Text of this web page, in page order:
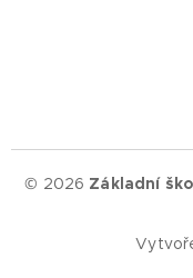
© 2026 Základní